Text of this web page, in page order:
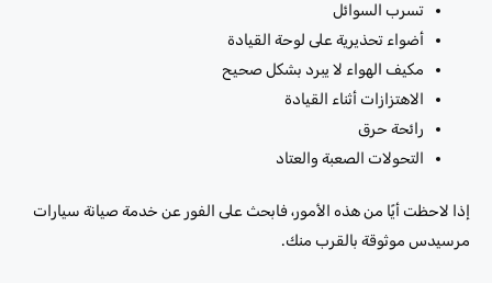
تسرب السوائل
أضواء تحذيرية على لوحة القيادة
مكيف الهواء لا يبرد بشكل صحيح
الاهتزازات أثناء القيادة
رائحة حرق
التحولات الصعبة والعتاد
إذا لاحظت أيًا من هذه الأمور، فابحث على الفور عن خدمة صيانة سيارات
مرسيدس موثوقة بالقرب منك.